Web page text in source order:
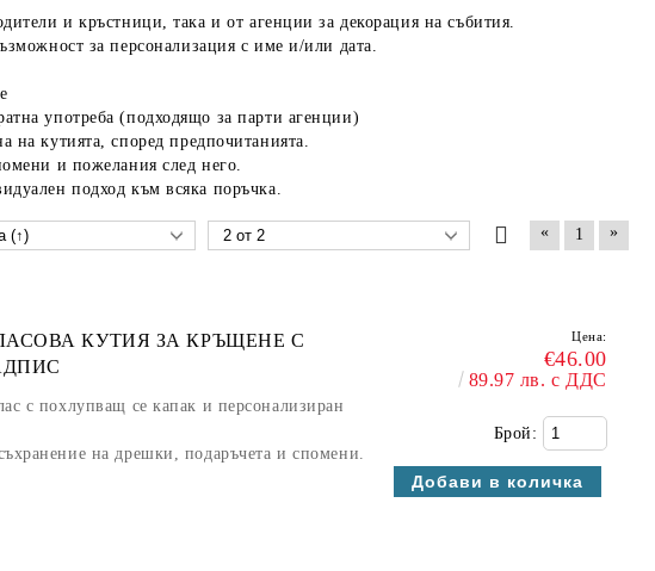
и кръстници, така и от агенции за декорация на събития.
заперсонализация с име и/или дата.
употреба (подходящо за парти агенции)
на кутията, според предпочитанията.
и пожелания след него.
подход към всяка поръчка.
« 1 »
КУТИЯ ЗА КРЪЩЕНЕ С
с похлупващ се капак и персонализиран
на дрешки, подаръчета и спомени.
Цена:
€46.00
89.97 лв. с ДДС
Брой: